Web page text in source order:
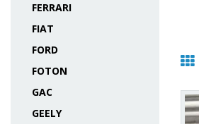
FERRARI
FIAT
FORD
FOTON
GAC
GEELY